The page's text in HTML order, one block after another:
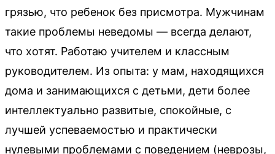
грязью, что ребенок без присмотра. Мужчинам
такие проблемы неведомы — всегда делают,
что хотят. Работаю учителем и классным
руководителем. Из опыта: у мам, находящихся
дома и занимающихся с детьми, дети более
интеллектуально развитые, спокойные, с
лучшей успеваемостью и практически
нулевыми проблемами с поведением (неврозы,